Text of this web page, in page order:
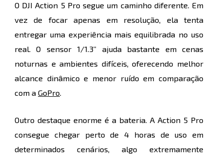
O DJI Action 5 Pro segue um caminho diferente. Em
vez de focar apenas em resolução, ela tenta
entregar uma experiência mais equilibrada no uso
real. O sensor 1/1.3” ajuda bastante em cenas
noturnas e ambientes difíceis, oferecendo melhor
alcance dinâmico e menor ruído em comparação
com a GoPro.
Outro destaque enorme é a bateria. A Action 5 Pro
consegue chegar perto de 4 horas de uso em
determinados cenários, algo extremamente